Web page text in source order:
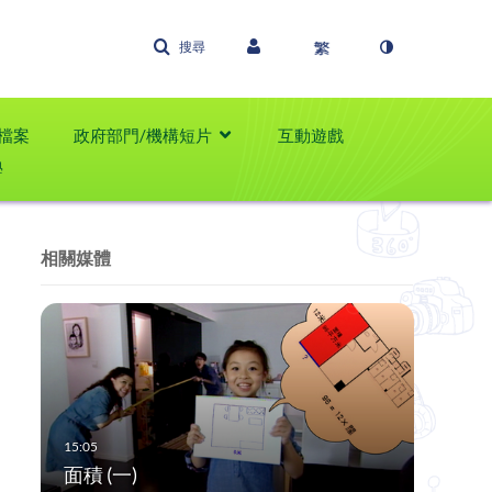
搜尋
案 政府部門/機構短片
互動遊戲
相關媒體
面積 (一)